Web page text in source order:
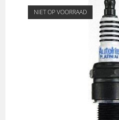
NIET OP VOORRAAD